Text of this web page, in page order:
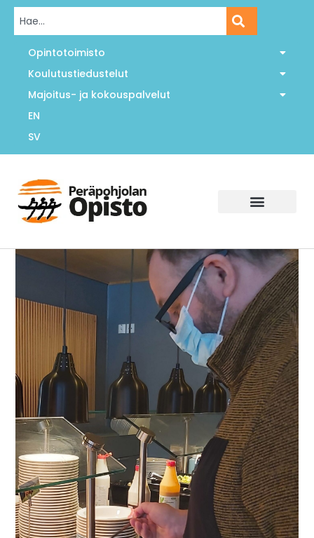
Opintotoimisto
Koulutustiedustelut
Majoitus- ja kokouspalvelut
EN
SV